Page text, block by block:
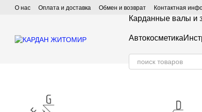
Перейти к основному контенту
О нас Оплата и доставка Обмен и возврат Контактная
Карданные валы и
Автокосметика